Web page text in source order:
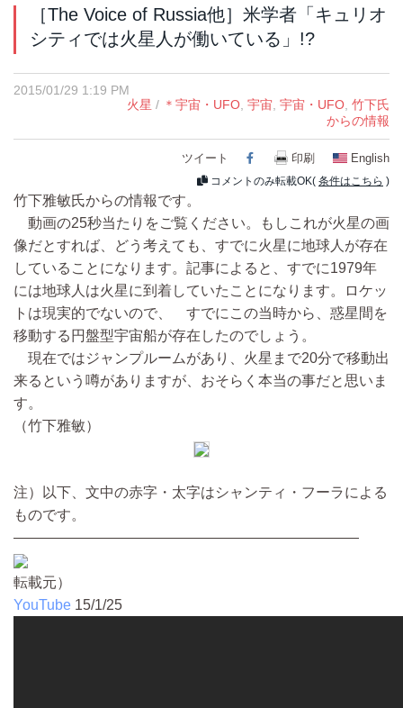
［The Voice of Russia他］米学者「キュリオ
シティでは火星人が働いている」!?
2015/01/29 1:19 PM
火星 / ＊宇宙・UFO, 宇宙, 宇宙・UFO, 竹下氏
からの情報
ツイート Facebook
印刷 English
コメントのみ転載OK( 条件はこちら )
竹下雅敏氏からの情報です。
動画の25秒当たりをご覧ください。もしこれが火星の画
像だとすれば、どう考えても、すでに火星に地球人が存在
していることになります。記事によると、すでに1979年
には地球人は火星に到着していたことになります。ロケッ
トは現実的でないので、 すでにこの当時から、惑星間を
移動する円盤型宇宙船が存在したのでしょう。
現在ではジャンプルームがあり、火星まで20分で移動出
来るという噂がありますが、おそらく本当の事だと思いま
す。
（竹下雅敏）
注）以下、文中の赤字・太字はシャンティ・フーラによる
ものです。
————————————————————————
転載元）
YouTube 15/1/25